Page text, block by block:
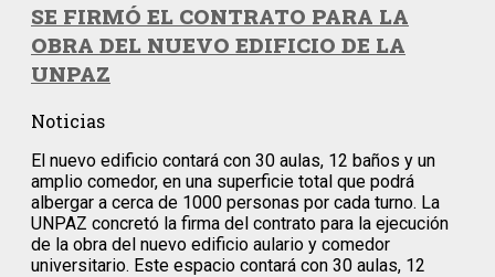
SE FIRMÓ EL CONTRATO PARA LA
OBRA DEL NUEVO EDIFICIO DE LA
UNPAZ
Noticias
El nuevo edificio contará con 30 aulas, 12 baños y un
amplio comedor, en una superficie total que podrá
albergar a cerca de 1000 personas por cada turno. La
UNPAZ concretó la firma del contrato para la ejecución
de la obra del nuevo edificio aulario y comedor
universitario. Este espacio contará con 30 aulas, 12